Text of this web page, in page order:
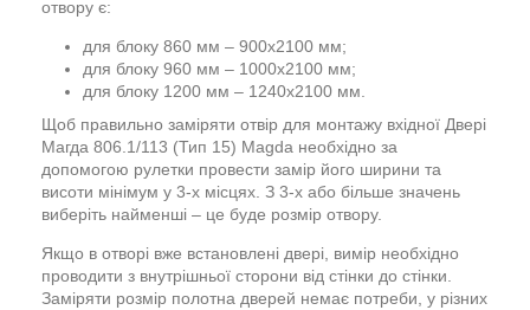
отвору є:
для блоку 860 мм – 900х2100 мм;
для блоку 960 мм – 1000х2100 мм;
для блоку 1200 мм – 1240х2100 мм.
Щоб правильно заміряти отвір для монтажу вхідної Двері
Магда 806.1/113 (Тип 15) Magda необхідно за
допомогою рулетки провести замір його ширини та
висоти мінімум у 3-х місцях. З 3-х або більше значень
виберіть найменші – це буде розмір отвору.
Якщо в отворі вже встановлені двері, вимір необхідно
проводити з внутрішньої сторони від стінки до стінки.
Заміряти розмір полотна дверей немає потреби, у різних